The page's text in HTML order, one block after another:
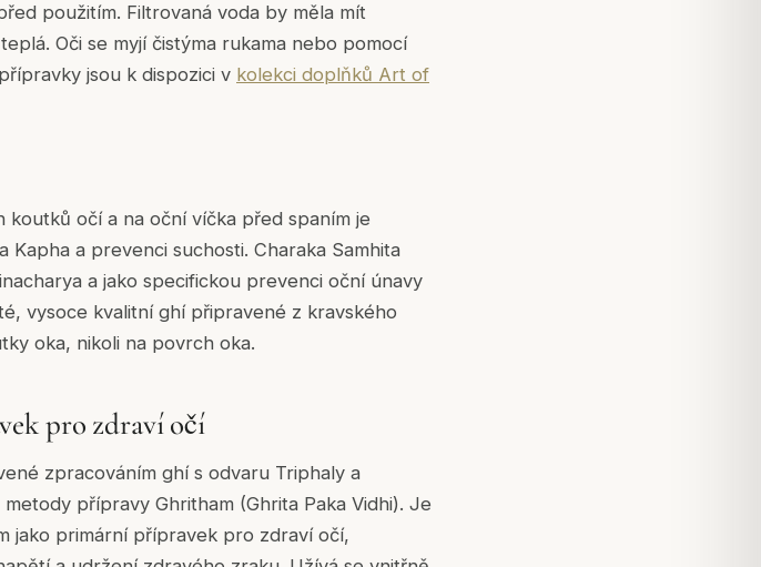
použitím. Filtrovaná voda by měla mít
Oči se myjí čistýma rukama nebo pomocí
jsou k dispozici v kolekci doplňků Art of
očí a na oční víčka před spaním je
a prevenci suchosti. Charaka Samhita
a jako specifickou prevenci oční únavy
vysoce kvalitní ghí připravené z kravského
oka, nikoli na povrch oka.
pro zdraví očí
zpracováním ghí s odvaru Triphaly a
přípravy Ghritham (Ghrita Paka Vidhi). Je
jako primární přípravek pro zdraví očí,